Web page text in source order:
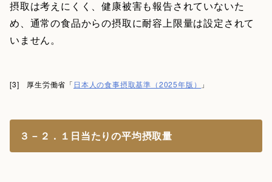
摂取は考えにくく、健康被害も報告されていないた
め、通常の食品からの摂取に耐容上限量は設定されて
いません。
[3] 厚生労働省「 日本人の食事摂取基準（2025年版） 」
３－２．１日当たりの平均摂取量